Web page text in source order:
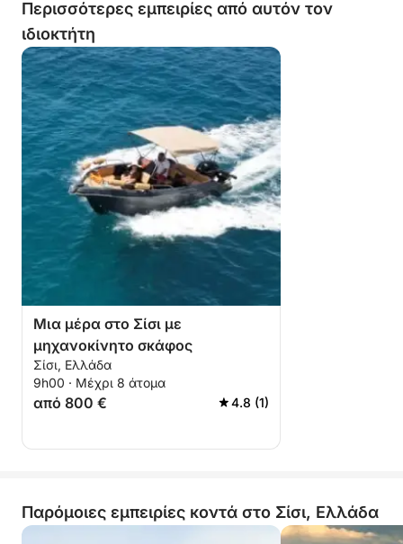
κάνετε κράτηση για κάτι τέτοιο. Μια
ακόμη παρατήρηση: ο καπετάνιος
κάπνιζε τσιγάρα στο πλοίο…
Περισσότερες εμπειρίες από αυτόν τον
ιδιοκτήτη
Μια μέρα στο Σίσι με
μηχανοκίνητο σκάφος
Σίσι, Ελλάδα
9h00 · Μέχρι 8 άτομα
από 800 € 4.8 (1)
Παρόμοιες εμπειρίες κοντά στο Σίσι, Ελλάδα